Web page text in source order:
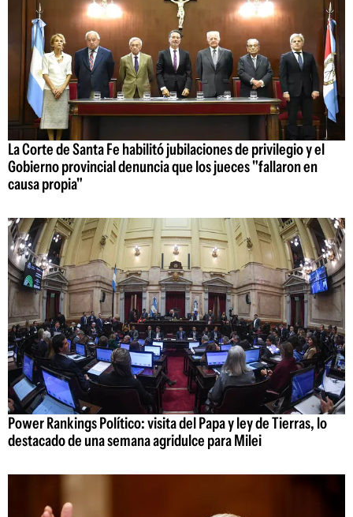
La Corte de Santa Fe habilitó jubilaciones de privilegio y el
Gobierno provincial denuncia que los jueces "fallaron en
causa propia"
Power Rankings Político: visita del Papa y ley de Tierras, lo
destacado de una semana agridulce para Milei